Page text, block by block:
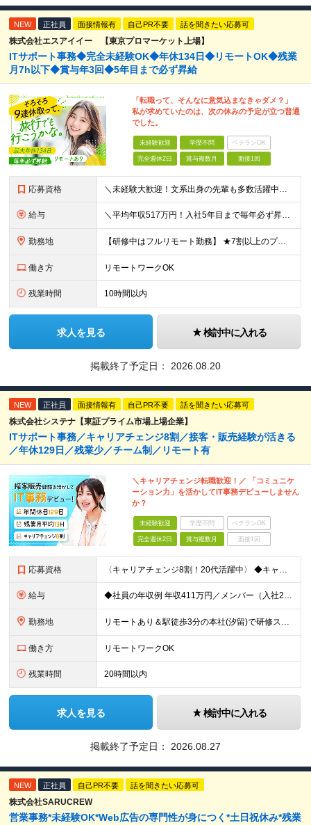
NEW 正社員 面接情報有 自己PR不要 話を聞きたい応募可
株式会社エスアイイー 【東京プロマーケット上場】
ITサポート事務◆完全未経験OK◆年休134日◆リモートOK◆残業
月7h以下◆賞与年3回◆5年目まで必ず昇給
「転職って、そんなに意気込まなきゃダメ？」
私が求めていたのは、次の休みの予定が立つ普通
でした。
未経験歓迎 学歴不問 ベテランOK
完全週休2日 賞与複数月 面接1回
応募資格 ＼未経験大歓迎！文系出身の先輩も多数活躍中／ ◆PCスキルに自信のない方も歓迎 ◆完全未経験OK ◆社会人デビューもOK ◆学歴不問 ＊*こんなアナタにオススメです*＊ ◇事務職に興味があるが、給与
給与 ＼平均年収517万円！入社5年目まで毎年必ず昇給／ ■賞与年3回 ■年収800万円以上も可 ■入社3年以上の平均年収469.2万円 月給23万2000円以上＋賞与年3回＋各種手当 ☆入社5年目まで最
勤務地 【研修中はフルリモート勤務】 ★7割以上のプロジェクトでリモートワークを導入 ★一都三県のプロジェクト先 ★転居を伴う転勤なし ＜プロジェクト先＞ 東京・神奈川・千葉・埼玉でのプロジェクト先にて勤務
働き方 リモートワークOK
残業時間 10時間以内
求人を見る 検討中に入れる
掲載終了予定日： 2026.08.20
NEW 正社員 面接情報有 自己PR不要 話を聞きたい応募可
株式会社システナ【東証プライム市場上場企業】
ITサポート事務／キャリアチェンジ8割／接客・販売経験が活きる
／年休129日／残業少／チーム制／リモート有
＼キャリアチェンジ転職歓迎！／ 「コミュニケ
ーション力」を活かしてIT事務デビューしません
か？
未経験歓迎 学歴不問 ベテランOK
完全週休2日 賞与複数月 面接1回
応募資格 〈キャリアチェンジ8割！20代活躍中〉 ◆キャリアチェンジ転職歓迎 ◆PCスキル不問 ◆専門・短大卒以上 ◎同期入社と一緒に研修が受けられます！ ＼下記のような方に向いています／ ◇今から手に職をつ
給与 ◆社員の年収例 年収411万円／メンバー（入社2年目） 年収800万円／マネージャー（入社7年目） -------------------- ◆月給22万7000円～30万円＋賞与年2回＋残業代全額支
勤務地 リモートあり＆駅徒歩3分の本社(汐留)で研修スタート！ 【システナ東京本社】 東京都港区海岸1-2-20 汐留ビルディング14F・16F ◆リモートワーク・フルリモートのお仕事もあり ◆お住まいの地
働き方 リモートワークOK
残業時間 20時間以内
求人を見る 検討中に入れる
掲載終了予定日： 2026.08.27
NEW 正社員 自己PR不要 話を聞きたい応募可
株式会社SARUCREW
営業事務*未経験OK*Web広告の専門性が身につく*土日祝休み*残業